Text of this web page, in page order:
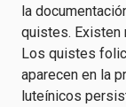
la
quistes.
Los quistes
aparecen en la
luteínicos